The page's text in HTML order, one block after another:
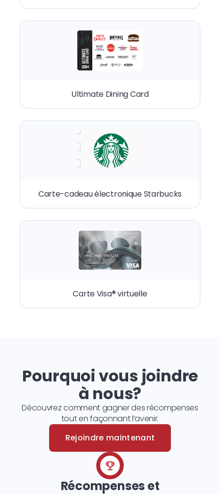
Ultimate Dining Card
Carte-cadeau électronique Starbucks
Carte Visa® virtuelle
Pourquoi vous joindre
à nous?
Découvrez comment gagner des récompenses
tout en façonnant l’avenir.
Rejoindre maintenant
Récompenses et